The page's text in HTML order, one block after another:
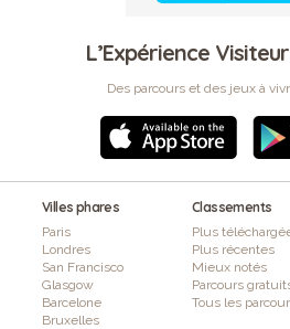
L’Expérience
Des parcours et des jeux à
Villes phares
Paris
Londres
San Francisco
Glasgow
Barcelone
Bruxelles
Classements
Plus
Plus récentes
Mieux notés
Parcours
Tous les